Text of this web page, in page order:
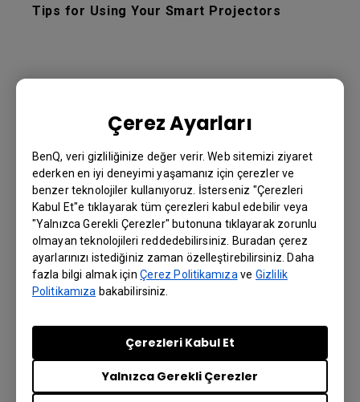
Çerez Ayarları
BenQ, veri gizliliğinize değer verir. Web sitemizi ziyaret
ederken en iyi deneyimi yaşamanız için çerezler ve
benzer teknolojiler kullanıyoruz. İsterseniz "Çerezleri
Kabul Et"e tıklayarak tüm çerezleri kabul edebilir veya
"Yalnızca Gerekli Çerezler" butonuna tıklayarak zorunlu
olmayan teknolojileri reddedebilirsiniz. Buradan çerez
ayarlarınızı istediğiniz zaman özelleştirebilirsiniz. Daha
fazla bilgi almak içinÇerez Politikamıza veGizlilik
Politikamıza bakabilirsiniz.
Yalnızca Gerekli Çerezler
Çerezleri Kabul Et
Tips for Using Your Smart Projectors
Support / FAQs / Before Sales
Network Standby Mode in your BenQ Smart
Projectors